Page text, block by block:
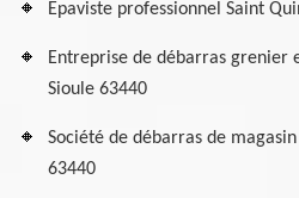
Epaviste professionnel Saint
Entreprise de débarras grenier
Sioule 63440
Société de débarras de
63440